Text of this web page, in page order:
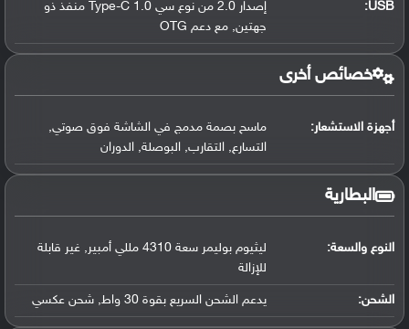
USB
:
إصدار 2.0 من نوع سي Type-C 1.0 منفذ ذو
جهتين, مع دعم OTG
خصائص أخرى
أجهزة الاستشعار:
ماسح بصمة مدمج في الشاشة فوق صوتي,
التسارع, التقارب, البوصلة, الدوران
البطارية
النوع والسعة:
ليثيوم بوليمر سعة 4310 مللي أمبير, غير قابلة
للإزالة
الشحن: يدعم الشحن السريع بقوة 30 واط, شحن عكسي